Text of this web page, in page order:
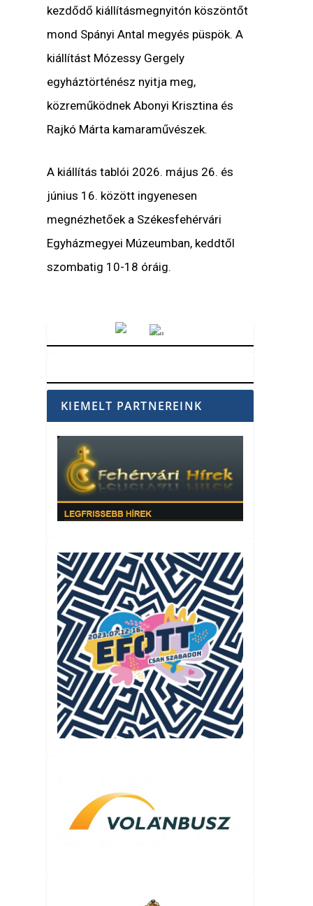
kezdődő kiállításmegnyitón köszöntőt
mond Spányi Antal megyés püspök. A
kiállítást Mózessy Gergely
egyháztörténész nyitja meg,
közreműködnek Abonyi Krisztina és
Rajkó Márta kamaraművészek.
A kiállítás tablói 2026. május 26. és
június 16. között ingyenesen
megnézhetőek a Székesfehérvári
Egyházmegyei Múzeumban, keddtől
szombatig 10-18 óráig.
KIEMELT PARTNEREINK